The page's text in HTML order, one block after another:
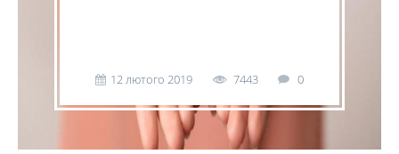
12 лютого 2019 7443 0